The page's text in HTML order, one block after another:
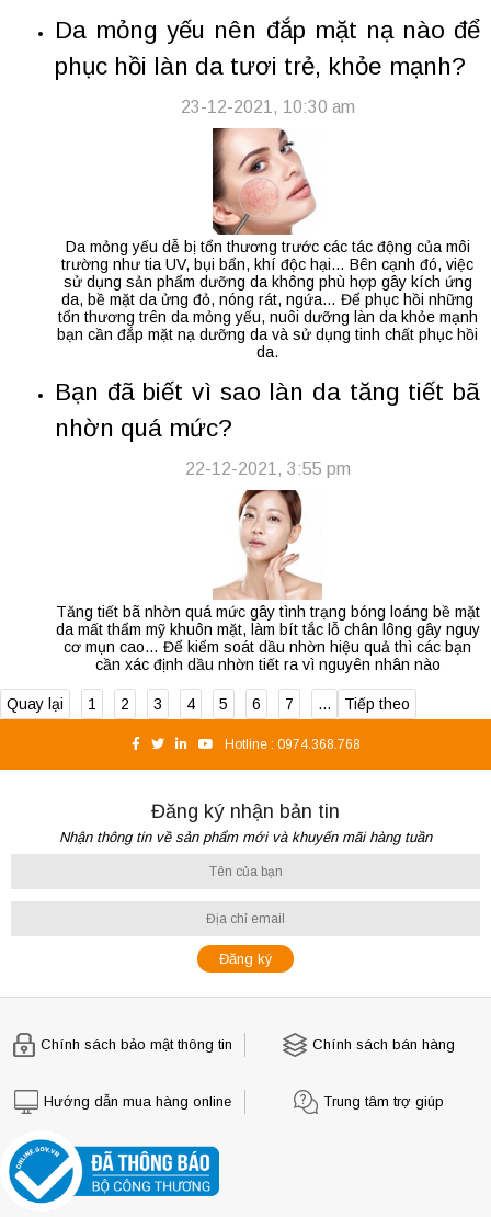
Da mỏng yếu nên đắp mặt nạ nào để
phục hồi làn da tươi trẻ, khỏe mạnh?
23-12-2021, 10:30 am
Da mỏng yếu dễ bị tổn thương trước các tác động của môi
trường như tia UV, bụi bẩn, khí độc hại… Bên cạnh đó, việc
sử dụng sản phẩm dưỡng da không phù hợp gây kích ứng
da, bề mặt da ửng đỏ, nóng rát, ngứa… Để phục hồi những
tổn thương trên da mỏng yếu, nuôi dưỡng làn da khỏe mạnh
bạn cần đắp mặt nạ dưỡng da và sử dụng tinh chất phục hồi
da.
Bạn đã biết vì sao làn da tăng tiết bã
nhờn quá mức?
22-12-2021, 3:55 pm
Tăng tiết bã nhờn quá mức gây tình trạng bóng loáng bề mặt
da mất thẩm mỹ khuôn mặt, làm bít tắc lỗ chân lông gây nguy
cơ mụn cao… Để kiểm soát dầu nhờn hiệu quả thì các bạn
cần xác định dầu nhờn tiết ra vì nguyên nhân nào
Quay lại 1 2 3 4 5 6 7 ... Tiếp theo
Hotline : 0974.368.768
Đăng ký nhận bản tin
Nhận thông tin về sản phẩm mới và khuyến mãi hàng tuần
Chính sách bảo mật thông tin Chính sách bán hàng
Hướng dẫn mua hàng online Trung tâm trợ giúp